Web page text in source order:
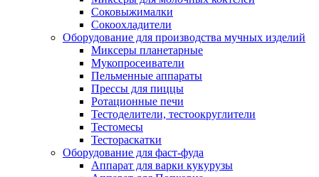
Соковыжималки
Сокоохладители
Оборудование для производства мучных изделий
Миксеры планетарные
Мукопросеиватели
Пельменные аппараты
Прессы для пиццы
Ротационные печи
Тестоделители, тестоокруглители
Тестомесы
Тестораскатки
Оборудование для фаст-фуда
Аппарат для варки кукурузы